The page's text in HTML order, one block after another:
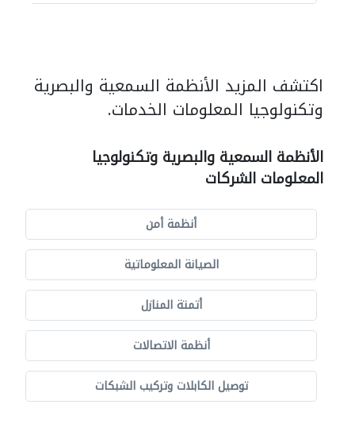
اكتشف المزيد الأنظمة السمعية والبصرية
وتكنولوجيا المعلومات الخدمات.
الأنظمة السمعية والبصرية وتكنولوجيا
المعلومات الشركات
أنظمة أمن
الصيانة المعلوماتية
أتمتة المنازل
أنظمة الاتصالات
توصيل الكابلات وتركيب الشبكات